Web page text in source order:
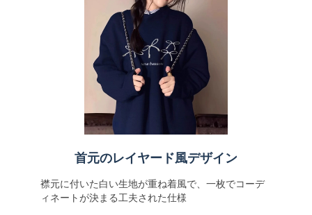
首元のレイヤード風デザイン
襟元に付いた白い生地が重ね着風で、一枚でコーデ
ィネートが決まる工夫された仕様